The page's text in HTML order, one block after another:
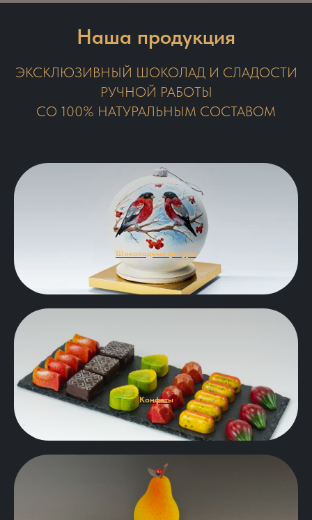
Наша продукция
ЭКСКЛЮЗИВНЫЙ ШОКОЛАД И СЛАДОСТИ
РУЧНОЙ РАБОТЫ
СО 100% НАТУРАЛЬНЫМ СОСТАВОМ
Шоколадные фигуры
Конфеты